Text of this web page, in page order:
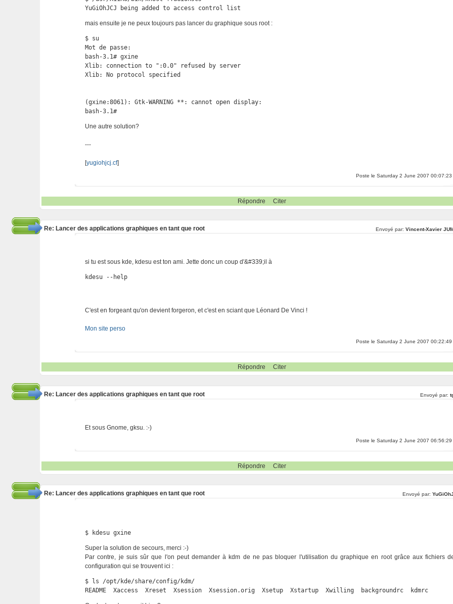
YuGiOhJCJ being added to access control list
mais ensuite je ne peux toujours pas lancer du graphique sous root :
$ su
Mot de passe:
bash-3.1# gxine
Xlib: connection to ":0.0" refused by server
Xlib: No protocol specified
(gxine:8061): Gtk-WARNING **: cannot open display:
bash-3.1#
Une autre solution?
---
[yugiohjcj.cf]
Poste le Saturday 2 June 2007 00:07:23
Répondre Citer
Re: Lancer des applications graphiques en tant que root Envoyé par: Vincent-Xavier
si tu est sous kde, kdesu est ton ami. Jette donc un coup d'&#339;il à
kdesu --help
C'est en forgeant qu'on devient forgeron, et c'est en sciant que Léonard De Vinci !
Mon site perso
Poste le Saturday 2 June 2007 00:22:49
Répondre Citer
Re: Lancer des applications graphiques en tant que root Envoyé par:
Et sous Gnome, gksu. :-)
Poste le Saturday 2 June 2007 06:56:29
Répondre Citer
Re: Lancer des applications graphiques en tant que root Envoyé par:
$ kdesu gxine
Super la solution de secours, merci :-)
Par contre, je suis sûr que l'on peut demander à kdm de ne pas bloquer l'utilisation du graphique en root grâce aux fichiers
configuration qui se trouvent ici :
$ ls /opt/kde/share/config/kdm/
README  Xaccess  Xreset  Xsession  Xsession.orig  Xsetup  Xstartup  Xwilling  backgroundrc  kdmrc